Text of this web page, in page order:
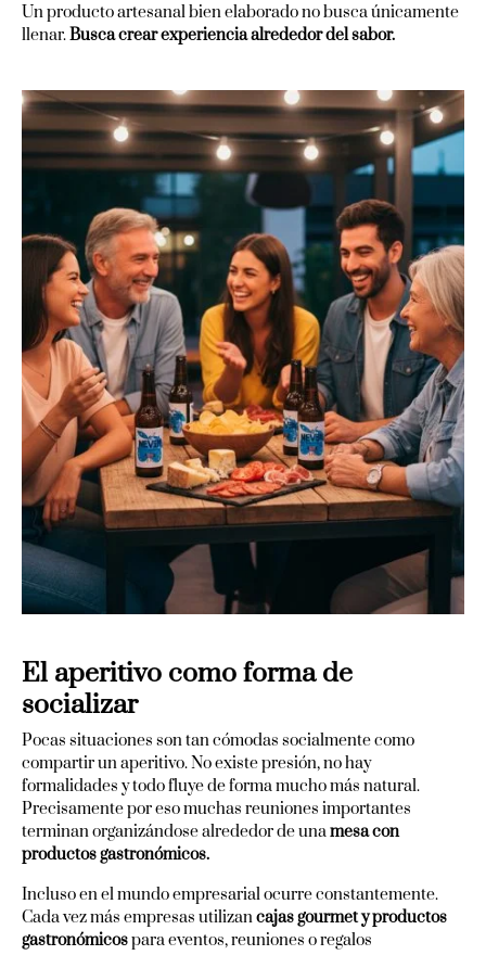
Un producto artesanal bien elaborado no busca únicamente
llenar.Busca crear experiencia alrededor del sabor.
El aperitivo como forma de
socializar
Pocas situaciones son tan cómodas socialmente como
compartir un aperitivo. No existe presión, no hay
formalidades y todo fluye de forma mucho más natural.
Precisamente por eso muchas reuniones importantes
terminan organizándose alrededor de unamesa con
productos gastronómicos.
Incluso en el mundo empresarial ocurre constantemente.
Cada vez más empresas utilizancajas gourmet y productos
gastronómicospara eventos, reuniones o regalos